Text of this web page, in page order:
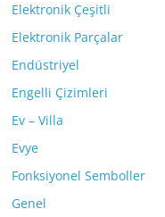
Elektronik Çeşitli
Elektronik Parçalar
Endüstriyel
Engelli Çizimleri
Ev – Villa
Evye
Fonksiyonel Semboller
Genel